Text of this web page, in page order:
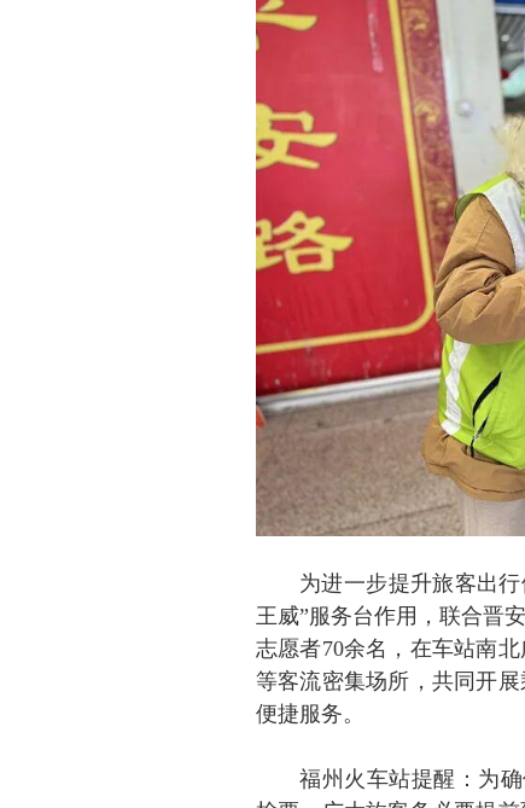
为进一步提升旅客出
王威”服务台作用，联合晋
志愿者70余名，在车站南
等客流密集场所，共同开
便捷服务。
福州火车站提醒：为